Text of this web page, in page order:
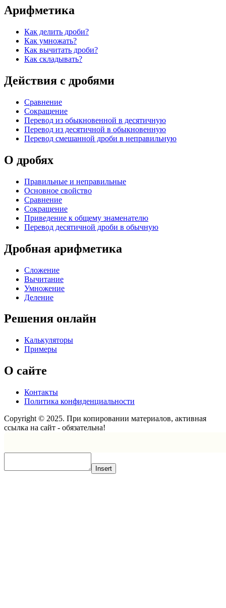
Арифметика
Как делить дроби?
Как умножать?
Как вычитать дроби?
Как складывать?
Действия с дробями
Сравнение
Сокращение
Перевод из обыкновенной в десятичную
Перевод из десятичной в обыкновенную
Перевод смешанной дроби в неправильную
О дробях
Правильные и неправильные
Основное свойство
Сравнение
Сокращение
Приведение к общему знаменателю
Перевод десятичной дроби в обычную
Дробная арифметика
Сложение
Вычитание
Умножение
Деление
Решения онлайн
Калькуляторы
Примеры
О сайте
Контакты
Политика конфиденциальности
Copyright © 2025. При копировании материалов, активная
ссылка на сайт - обязательна!
Insert